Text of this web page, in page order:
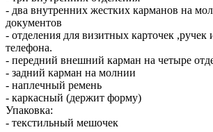
- два внутренних жестких карманов на
документов
- отделения для визитных карточек ,ручек
телефона.
- передний внешний карман на четыре
- задний карман на молнии
- наплечный ремень
- каркасный (держит форму)
Упаковка:
- текстильный мешочек